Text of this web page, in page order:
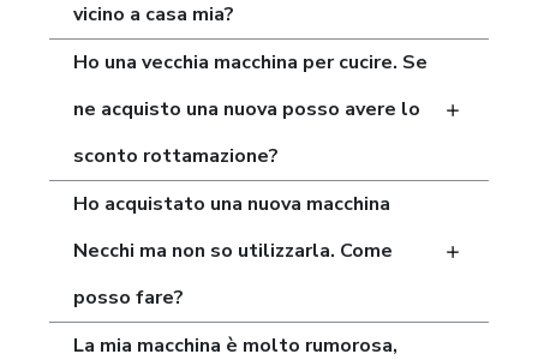
vicino a casa mia?
Ho una vecchia macchina per cucire. Se
ne acquisto una nuova posso avere lo
sconto rottamazione?
Ho acquistato una nuova macchina
Necchi ma non so utilizzarla. Come
posso fare?
La mia macchina è molto rumorosa,